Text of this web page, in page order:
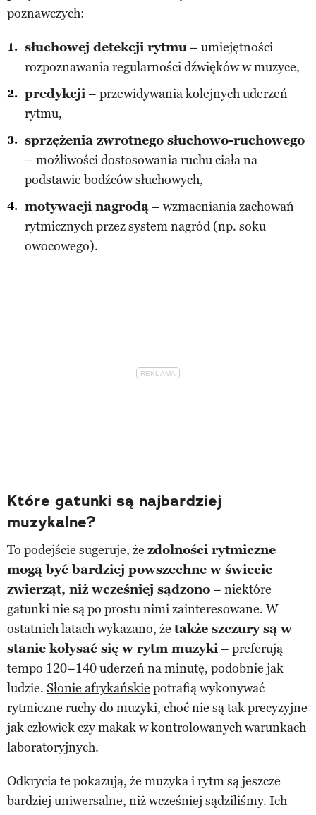
poznawczych:
słuchowej detekcji rytmu– umiejętności
rozpoznawania regularności dźwięków w muzyce,
predykcji– przewidywania kolejnych uderzeń
rytmu,
sprzężenia zwrotnego słuchowo-ruchowego
– możliwości dostosowania ruchu ciała na
podstawie bodźców słuchowych,
motywacji nagrodą– wzmacniania zachowań
rytmicznych przez system nagród (np. soku
owocowego).
Które gatunki są najbardziej
muzykalne?
To podejście sugeruje, że zdolności rytmiczne
mogą być bardziej powszechne w świecie
zwierząt, niż wcześniej sądzono– niektóre
gatunki nie są po prostu nimi zainteresowane. W
ostatnich latach wykazano, że także szczury są w
stanie kołysać się w rytm muzyki– preferują
tempo 120–140 uderzeń na minutę, podobnie jak
ludzie. Słonie afrykańskie potrafią wykonywać
rytmiczne ruchy do muzyki, choć nie są tak precyzyjne
jak człowiek czy makak w kontrolowanych warunkach
laboratoryjnych.
Odkrycia te pokazują, że muzyka i rytm są jeszcze
bardziej uniwersalne, niż wcześniej sądziliśmy. Ich